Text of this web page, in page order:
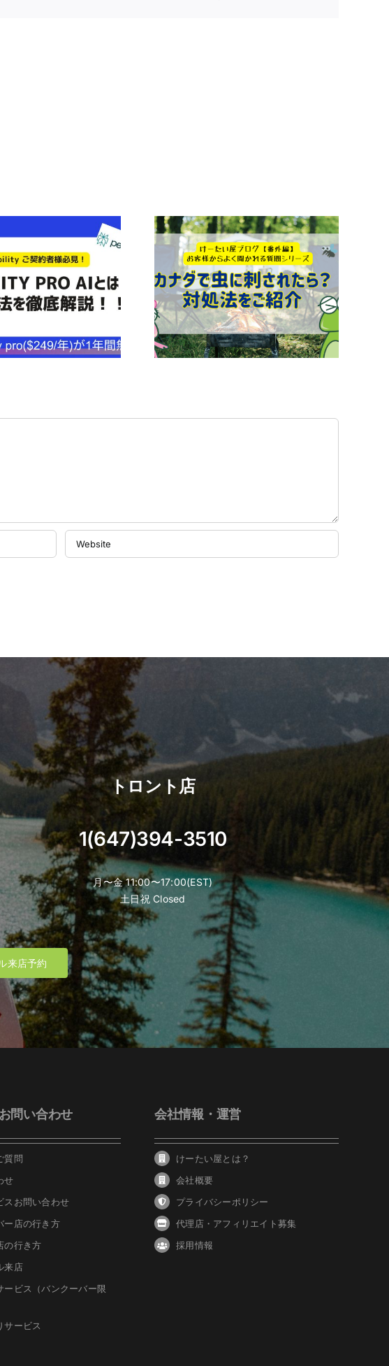
ナダで虫刺され!?】痒
は「Afterbite」が超お
すすめだった話
【2025年版】ボストンキ
ャリアフォーラムでの電話
対応対策｜海外から日本企
業へスムーズに連絡する3
つの方法
トロント店
1(647)394-3510
月〜金 11:00〜17:00(EST)
土日祝 Closed
来店予約
問い合わせ
質問
せ
スお問い合わせ
ー 店の行き方
の行き方
来店
ービス（バンクーバー限
サービス
会社情報・運営
けーたい屋とは？
会社概要
プライバシーポリシー
代理店・アフィリエイト募集
採用情報